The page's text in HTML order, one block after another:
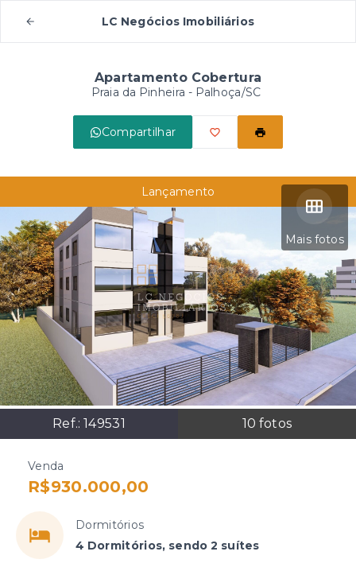
LC Negócios Imobiliários
Apartamento Cobertura
Praia da Pinheira - Palhoça/SC
Compartilhar
Mais fotos
Ref.:149531 10 fotos
Lançamento
Venda
R$930.000,00
Dormitórios
4 Dormitórios, sendo 2 suítes